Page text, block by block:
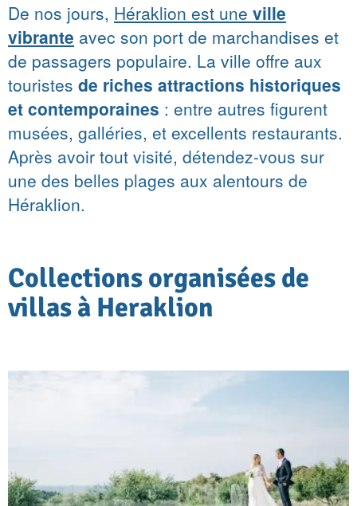
De nos jours, Héraklion est une ville
vibrante avec son port de marchandises et
de passagers populaire. La ville offre aux
touristes de riches attractions historiques
et contemporaines : entre autres figurent
musées, galléries, et excellents restaurants.
Après avoir tout visité, détendez-vous sur
une des belles plages aux alentours de
Héraklion.
Collections organisées de
villas à Heraklion